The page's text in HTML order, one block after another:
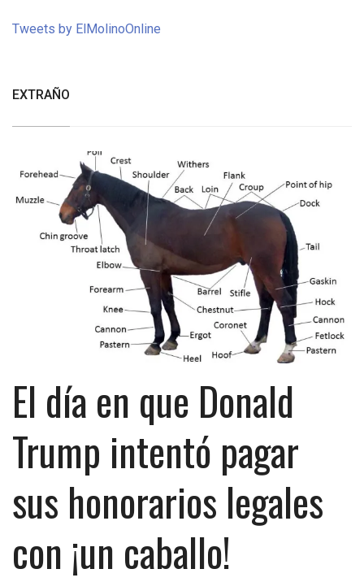
Tweets by ElMolinoOnline
EXTRAÑO
El día en que Donald
Trump intentó pagar
sus honorarios legales
con ¡un caballo!